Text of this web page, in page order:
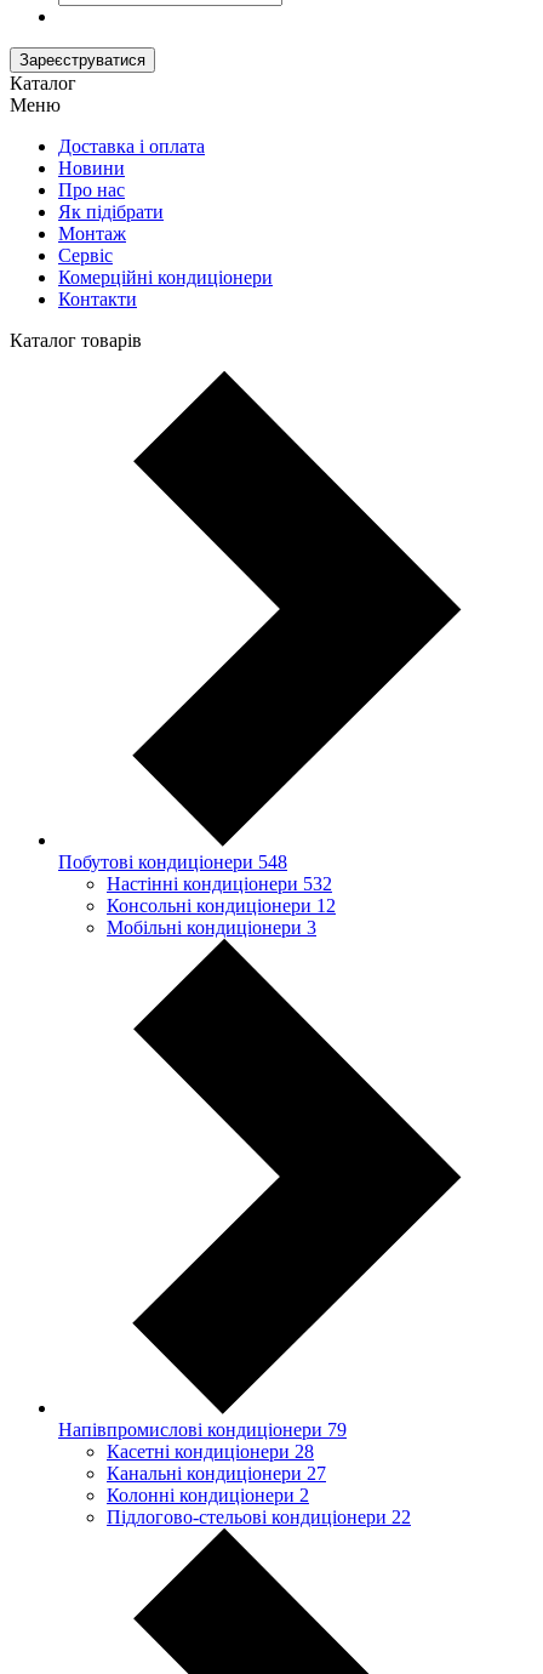
Зареєструватися
Каталог
Меню
Доставка і оплата
Новини
Про нас
Як підібрати
Монтаж
Сервіс
Комерційні кондиціонери
Контакти
Каталог товарів
Побутові кондиціонери 548
Настінні кондиціонери 532
Консольні кондиціонери 12
Мобільні кондиціонери 3
Напівпромислові кондиціонери 79
Касетні кондиціонери 28
Канальні кондиціонери 27
Колонні кондиціонери 2
Підлогово-стельові кондиціонери 22